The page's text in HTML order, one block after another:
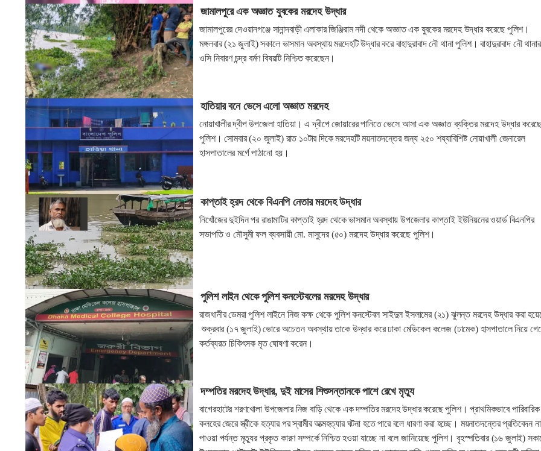
জামালপুরে এক অজ্ঞাত যুবকের মরদেহ উদ্ধার
জামালপুরের দেওয়ানগঞ্জে সানান্দবাড়ী এলাকার জিঞ্জিরাম নদী থেকে অজ্ঞাত এক যুবকের মরদেহ উদ্ধার করেছে পুলিশ।
মঙ্গলবার (২১ জুলাই) সকালে ভাসমান অবস্থায় মরদেহটি উদ্ধার করে বাহাদুরাবাদ নৌ থানা পুলিশ। বাহাদুরাবাদ নৌ থানার
ওসি নিবারণ চন্দ্র বর্মণ বিষয়টি নিশ্চিত করেছেন।
হাতিয়ার বনে ভেসে এলো অজ্ঞাত মরদেহ
নোয়াখালীর দ্বীপ উপজেলা হাতিয়া। এ দ্বীপে জোয়ারের পানিতে ভেসে আসা এক অজ্ঞাত ব্যক্তির মরদেহ উদ্ধার
পুলিশ। সোমবার (২০ জুলাই) রাত ১০টার দিকে মরদেহটি ময়নাতদন্তের জন্য ২৫০ শয্যাবিশিষ্ট নোয়াখালী জেনারেল
হাসপাতালের মর্গে পাঠানো হয়।
কাপ্তাই হ্রদ থেকে বিএনপি নেতার মরদেহ উদ্ধার
নিখোঁজের দুইদিন পর রাঙামাটির কাপ্তাই হ্রদ থেকে ভাসমান অবস্থায় উপজেলার কাপ্তাই ইউনিয়নের ওয়ার্ড বিএনপির
সভাপতি ও মৌসুমী ফল ব্যবসায়ী মো. মাসুদের (৫০) মরদেহ উদ্ধার করেছে পুলিশ।
পুলিশ লাইন থেকে পুলিশ কনস্টেবলের মরদেহ উদ্ধার
রাজধানীর ডেমরা পুলিশ লাইনে নিজ কক্ষ থেকে পুলিশ কনস্টেবল সাইদুল ইসলামের (২১) ঝুলন্ত মরদেহ উদ্ধার করা
শুক্রবার (১৭ জুলাই) ভোরে অচেতন অবস্থায় তাকে উদ্ধার করে ঢাকা মেডিকেল কলেজ (ঢামেক) হাসপাতালে নিয়ে
কর্তব্যরত চিকিৎসক মৃত ঘোষণা করেন।
দম্পতির মরদেহ উদ্ধার, দুই মাসের শিশুসন্তানকে পাশে রেখে মৃত্যু
বাগেরহাটের শরণখোলা উপজেলার নিজ বাড়ি থেকে এক দম্পতির মরদেহ উদ্ধার করেছে পুলিশ। প্রাথমিকভাবে পারিবারিক
কলহের জেরে স্ত্রীকে হত্যার পর স্বামীর আত্মহত্যার ঘটনা হতে পারে বলে ধারণা করা হচ্ছে। ময়নাতদন্তের প্রতিবেদন না
পাওয়া পর্যন্ত মৃত্যুর প্রকৃত কারণ সম্পর্কে নিশ্চিত হওয়া যাচ্ছে না বলে জানিয়েছে পুলিশ। বৃহস্পতিবার (১৬ জুলাই)